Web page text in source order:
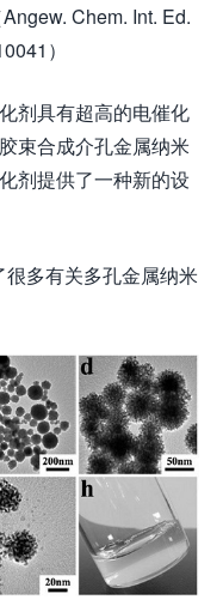
Chem. Int. Ed.
）
剂具有超高的电催化
束合成介孔金属纳米
剂提供了一种新的设
多有关多孔金属纳米